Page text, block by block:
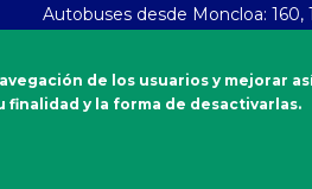
Autobuses desde Moncloa: 160,
Emergencias
Sanitarias
de los usuarios y mejorar
finalidad y la forma de desactivarlas.